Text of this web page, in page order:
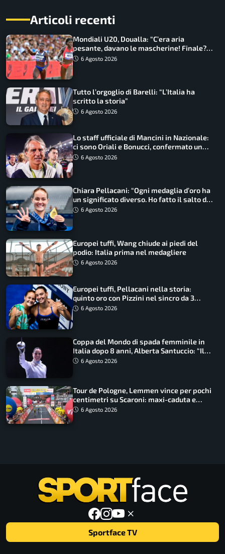
Articoli recenti
Mondiali U20, Doualla: “C’era aria
pesante, davano le mascherine! Finale?
Non ho nulla da perdere”
6 Agosto 2026
Tutto l’orgoglio di Barelli: “L’Italia ha
scritto la storia”
6 Agosto 2026
Lo staff ufficiale di Mancini in Nazionale:
ci sono Oriali e Bonucci, confermato un
ritorno
6 Agosto 2026
Chiara Pellacani: “Ogni medaglia d’oro ha
un significato diverso. Ho fatto il salto di
qualità”
6 Agosto 2026
Europei tuffi, Wang chiude ai piedi del
podio: Italia prima nel medagliere
6 Agosto 2026
Europei tuffi, Pellacani nella storia:
quinto oro con Pizzini nel sincro da 3
metri
6 Agosto 2026
Coppa del Mondo di spada femminile in
Italia dopo 8 anni, Alberta Santuccio: “Il
lavoro dà sempre i suoi frutti”
6 Agosto 2026
Tour de Pologne, Lemmen vince per pochi
centimetri su Scaroni: maxi-caduta e
tappa accorciata
6 Agosto 2026
Sportface TV